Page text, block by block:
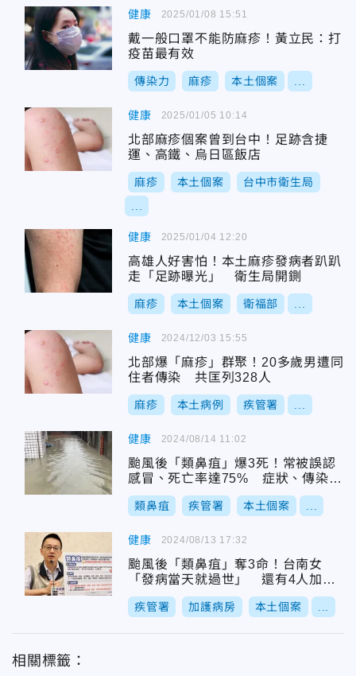
健康
戴一般口罩不能防麻疹！黃立民：打
疫苗最有效
傳染力 麻疹 本土個案
2025/01/08 15:51
健康
北部麻疹個案曾到台中！足跡含捷
運、高鐵、烏日區飯店
麻疹 本土個案 台中市衛生局
2025/01/05 10:14
健康
高雄人好害怕！本土麻疹發病者趴趴
走「足跡曝光」 衛生局開鍘
麻疹 本土個案 衛福部
2025/01/04 12:20
健康
北部爆「麻疹」群聚！20多歲男遭同
住者傳染 共匡列328人
麻疹 本土病例 疾管署
2024/12/03 15:55
健康
颱風後「類鼻疽」爆3死！常被誤認
感冒、死亡率達75% 症狀、傳染方
式一次看
類鼻疽 疾管署 本土個案
2024/08/14 11:02
健康
颱風後「類鼻疽」奪3命！台南女
「發病當天就過世」 還有4人加護
病房搶救
疾管署 加護病房 本土個案
2024/08/13 17:32
相關標籤：